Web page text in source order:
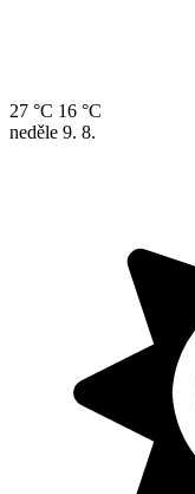
27 °C 16 °C
neděle 9. 8.